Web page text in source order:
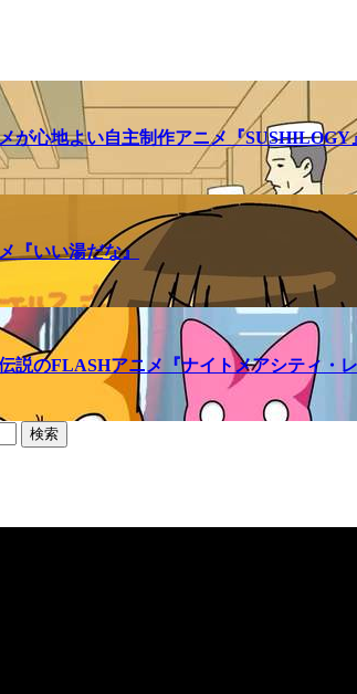
が心地よい自主制作アニメ『SUSHILOGY
『いい湯だな』
説のFLASHアニメ『ナイトメアシティ・レ